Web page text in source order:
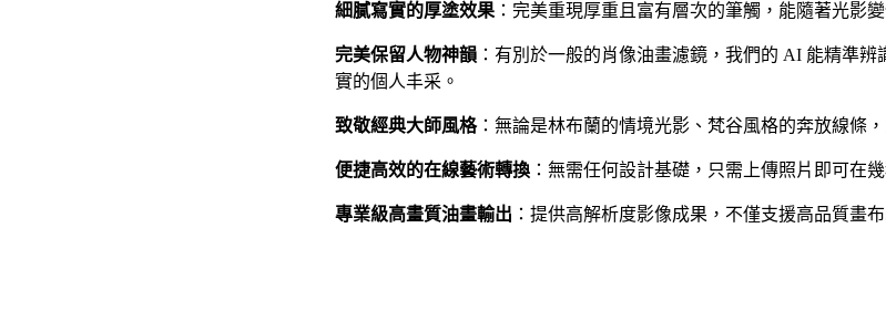
細膩寫實的厚塗效果 ：完美重現厚重且富有層次的筆觸，能隨著光影
完美保留人物神韻 ：有別於一般的肖像油畫濾鏡，我們的 AI 能精準
實的個人丰采。
致敬經典大師風格：無論是林布蘭的情境光影、梵谷風格的奔放線條
便捷高效的在線藝術轉換 ：無需任何設計基礎，只需上傳照片即可在
專業級高畫質油畫輸出 ：提供高解析度影像成果，不僅支援高品質畫